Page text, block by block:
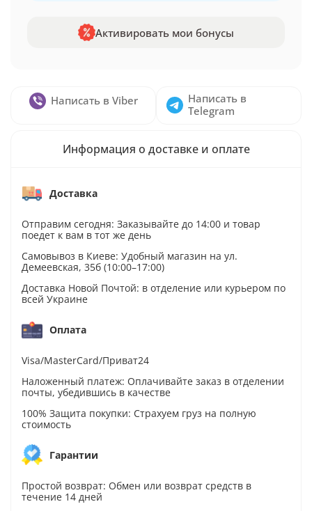
Активировать мои бонусы
Написать в Viber
Написать в
Telegram
Информация о доставке и оплате
Доставка
Отправим сегодня: Заказывайте до 14:00 и товар
поедет к вам в тот же день
Самовывоз в Киеве: Удобный магазин на ул.
Демеевская, 35б (10:00–17:00)
Доставка Новой Почтой: в отделение или курьером по
всей Украине
Оплата
Visa/MasterCard/Приват24
Наложенный платеж: Оплачивайте заказ в отделении
почты, убедившись в качестве
100% Защита покупки: Страхуем груз на полную
стоимость
Гарантии
Простой возврат: Обмен или возврат средств в
течение 14 дней